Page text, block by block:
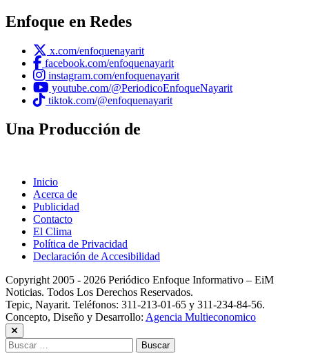
Enfoque en Redes
x.com/enfoquenayarit
facebook.com/enfoquenayarit
instagram.com/enfoquenayarit
youtube.com/@PeriodicoEnfoqueNayarit
tiktok.com/@enfoquenayarit
Una Producción de
Inicio
Acerca de
Publicidad
Contacto
El Clima
Política de Privacidad
Declaración de Accesibilidad
Copyright 2005 - 2026 Periódico Enfoque Informativo – EiM
Noticias. Todos Los Derechos Reservados.
Tepic, Nayarit. Teléfonos: 311-213-01-65 y 311-234-84-56.
Concepto, Diseño y Desarrollo: Agencia Multieconomico
Buscar: